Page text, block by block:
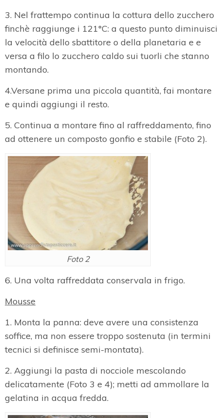
3. Nel frattempo continua la cottura dello zucchero
finchè raggiunge i 121°C: a questo punto diminuisci
la velocità dello sbattitore o della planetaria e e
versa a filo lo zucchero caldo sui tuorli che stanno
montando.
4.Versane prima una piccola quantità, fai montare
e quindi aggiungi il resto.
5. Continua a montare fino al raffreddamento, fino
ad ottenere un composto gonfio e stabile (Foto 2).
Foto 2
6. Una volta raffreddata conservala in frigo.
Mousse
1. Monta la panna: deve avere una consistenza
soffice, ma non essere troppo sostenuta (in termini
tecnici si definisce semi-montata).
2. Aggiungi la pasta di nocciole mescolando
delicatamente (Foto 3 e 4); metti ad ammollare la
gelatina in acqua fredda.